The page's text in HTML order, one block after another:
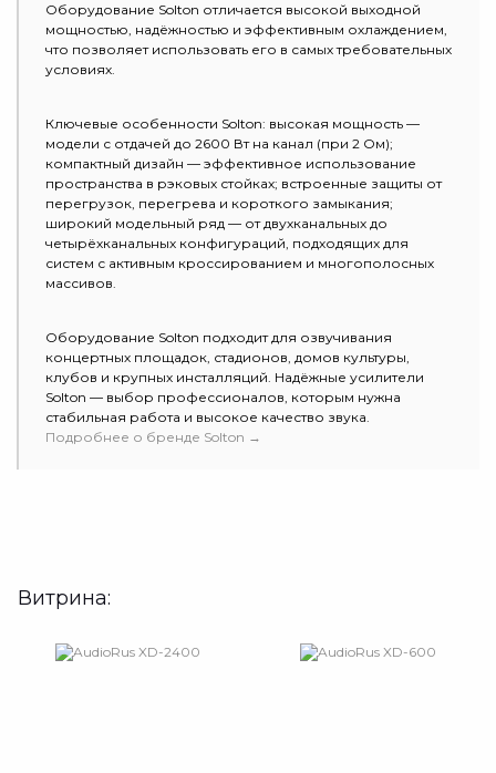
Оборудование Solton отличается высокой выходной
мощностью, надёжностью и эффективным охлаждением,
что позволяет использовать его в самых требовательных
условиях.
Ключевые особенности Solton: высокая мощность —
модели с отдачей до 2600 Вт на канал (при 2 Ом);
компактный дизайн — эффективное использование
пространства в рэковых стойках; встроенные защиты от
перегрузок, перегрева и короткого замыкания;
широкий модельный ряд — от двухканальных до
четырёхканальных конфигураций, подходящих для
систем с активным кроссированием и многополосных
массивов.
Оборудование Solton подходит для озвучивания
концертных площадок, стадионов, домов культуры,
клубов и крупных инсталляций. Надёжные усилители
Solton — выбор профессионалов, которым нужна
стабильная работа и высокое качество звука.
Подробнее о бренде Solton →
Витрина: